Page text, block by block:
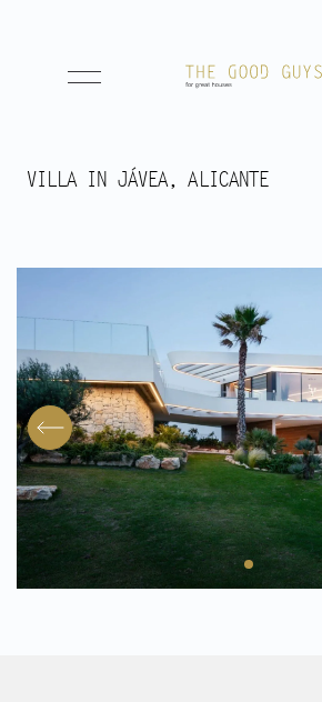
Aanbod
Huur
Verwacht
Aangekocht
Transacties
Spaans aanbod
Wie zijn wij
VILLA IN JÁVEA, ALICANTE